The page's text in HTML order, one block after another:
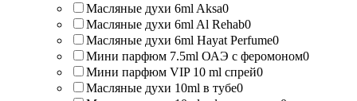
Масляные духи 6ml Aksa0
Масляные духи 6ml Al Rehab0
Масляные духи 6ml Hayat Perfume0
Мини парфюм 7.5ml ОАЭ с феромоном0
Мини парфюм VIP 10 ml спрей0
Масляные духи 10ml в тубе0